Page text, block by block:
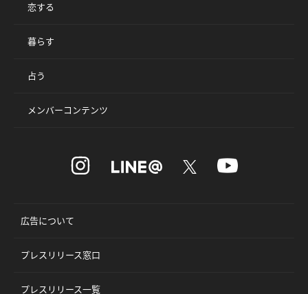
恋する
暮らす
占う
メンバーコンテンツ
広告について
プレスリリース窓口
プレスリリース一覧